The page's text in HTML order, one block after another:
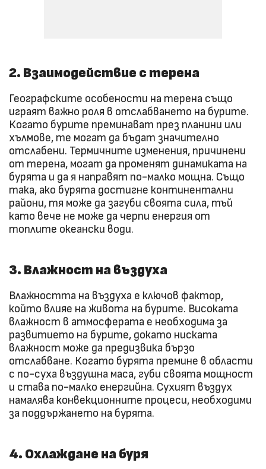
2. Взаимодействие с терена
Географските особености на терена също
играят важно роля в отслабването на бурите.
Когато бурите преминават през планини или
хълмове, те могат да бъдат значително
отслабени. Термичните изменения, причинени
от терена, могат да променят динамиката на
бурята и да я направят по-малко мощна. Също
така, ако бурята достигне континентални
райони, тя може да загуби своята сила, тъй
като вече не може да черпи енергия от
топлите океански води.
3. Влажност на въздуха
Влажността на въздуха е ключов фактор,
който влияе на живота на бурите. Високата
влажност в атмосферата е необходима за
развитието на бурите, докато ниската
влажност може да предизвика бързо
отслабване. Когато бурята премине в области
с по-суха въздушна маса, губи своята мощност
и става по-малко енергийна. Сухият въздух
намалява конвекционните процеси, необходими
за поддържането на бурята.
4. Охлаждане на буря